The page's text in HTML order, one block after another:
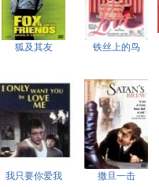
狐及其友 铁丝上的鸟
我只要你爱我 撒旦一击